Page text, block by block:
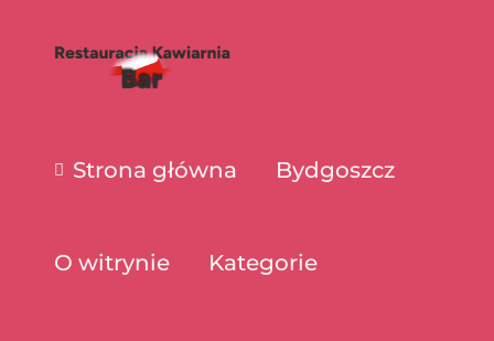
Strona główna Bydgoszcz
O witrynie Kategorie